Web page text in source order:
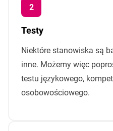
Testy
Niektóre stanowiska są
inne. Możemy więc
testu językowego,
osobowościowego.